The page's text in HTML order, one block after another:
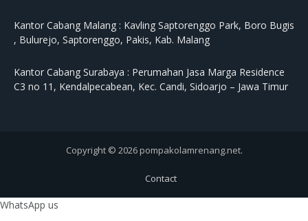
Kantor Cabang Malang : Kavling Saptorenggo Park, Boro Bugis
, Bulurejo, Saptorenggo, Pakis, Kab. Malang
Kantor Cabang Surabaya : Perumahan Jasa Marga Residence
C3 no 11, Kendalpecabean, Kec. Candi, Sidoarjo – Jawa Timur
Copyright © 2026 pompakolamrenang.net.
Contact
WhatsApp us